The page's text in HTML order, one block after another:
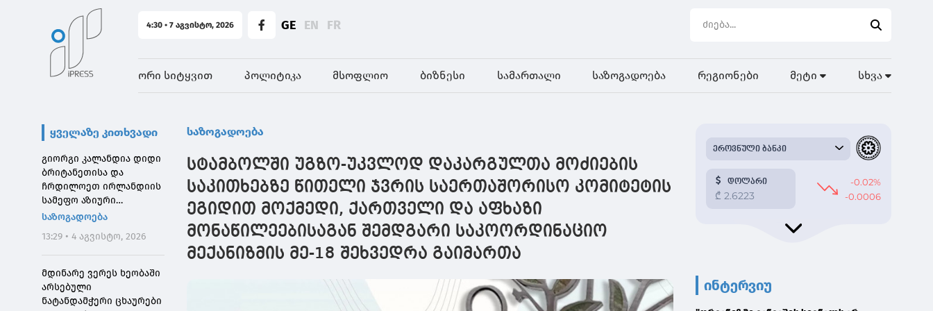
4:30 • 7 აგვისტო, 2026 GE EN FR
ორი სიტყვით პოლიტიკა მსოფლიო ბიზნესი სამართალი საზოგადოება რეგიონები მეტი სხვა
ყველაზე კითხვადი
გიორგი კალანდია დიდი
ბრიტანეთისა და
ჩრდილოეთ ირლანდიის
სამეფო აზიური
საზოგადოების
საზოგადოება
13:29 • 4 აგვისტო, 2026
მდინარე ვერეს ხეობაში
არსებული
ნატანდამჭერი ცხაურები
საზოგადოება
სტამბოლში უგზო-უკვლოდ დაკარგულთა მოძიების
საკითხებზე წითელი ჯვრის საერთაშორისო კომიტეტის
ეგიდით მოქმედი, ქართველი და აფხაზი
მონაწილეებისაგან შემდგარი საკოორდინაციო
მექანიზმის მე-18 შეხვედრა გაიმართა
ინტერვიუ